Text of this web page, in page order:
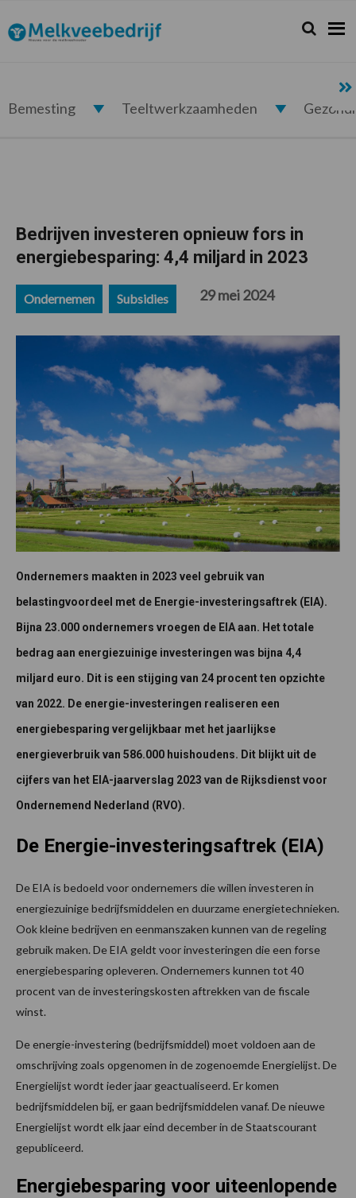
de
hoofdnavigatie
de
hoofd
de
eerste
de
voettekst
Melkveebedrijf.nl Zoeken...
Zoek
Bemesting Teeltwerkzaamheden
Bedrijven investeren opnieuw fors in
energiebesparing: 4,4 miljard in 2023
Ondernemen Subsidies 29 mei 2024
Ondernemers maakten in 2023 veel gebruik van
belastingvoordeel met de Energie-investeringsaftrek (EIA).
Bijna 23.000 ondernemers vroegen de EIA aan. Het totale
bedrag aan energiezuinige investeringen was bijna 4,4
miljard euro. Dit is een stijging van 24 procent ten opzichte
van 2022. De energie-investeringen realiseren een
energiebesparing vergelijkbaar met het jaarlijkse
energieverbruik van 586.000 huishoudens. Dit blijkt uit de
cijfers van het EIA-jaarverslag 2023 van de Rijksdienst voor
Ondernemend Nederland (RVO).
De Energie-investeringsaftrek (EIA)
De EIA is bedoeld voor ondernemers die willen investeren in
energiezuinige bedrijfsmiddelen en duurzame energietechnieken.
Ook kleine bedrijven en eenmanszaken kunnen van de regeling
gebruik maken. De EIA geldt voor investeringen die een forse
energiebesparing opleveren. Ondernemers kunnen tot 40
procent van de investeringskosten aftrekken van de fiscale
winst.
De energie-investering (bedrijfsmiddel) moet voldoen aan de
omschrijving zoals opgenomen in de zogenoemde Energielijst. De
Energielijst wordt ieder jaar geactualiseerd. Er komen
bedrijfsmiddelen bij, er gaan bedrijfsmiddelen vanaf. De nieuwe
Energielijst wordt elk jaar eind december in de Staatscourant
gepubliceerd.
Energiebesparing voor uiteenlopende